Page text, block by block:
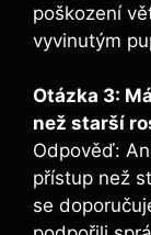
poškození
vyvinutým
Otázka 3:⁤
než⁣ starší
Odpověď:
přístup než​
se